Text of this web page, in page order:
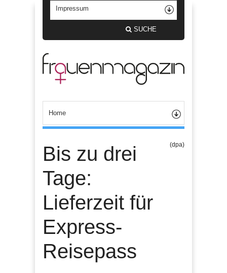
SUCHE
Bis zu drei
Tage:
Lieferzeit für
Express-
Reisepass
(dpa)